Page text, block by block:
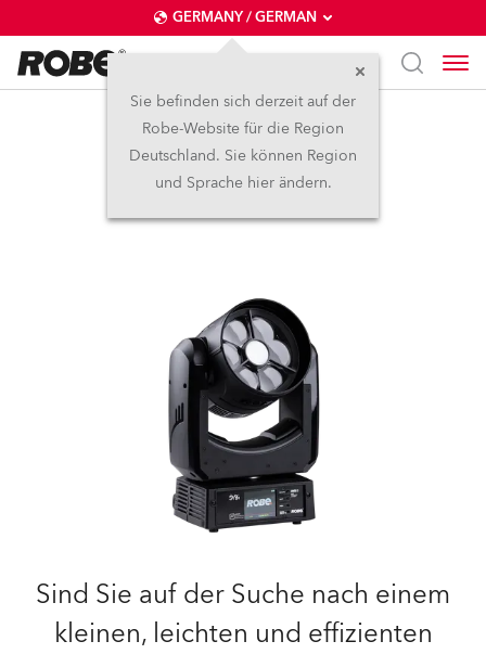
GERMANY / GERMAN
Sie befinden sich derzeit auf der
Robe-Website für die Region
Deutschland. Sie können Region
und Sprache hier ändern.
SVB1™
Sind Sie auf der Suche nach einem
kleinen, leichten und effizienten